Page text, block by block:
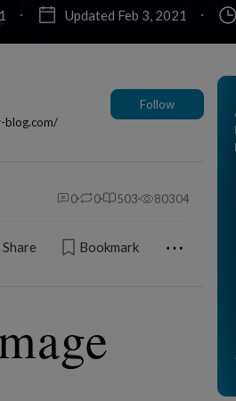
Updated Feb 3, 2021
blog.com/
Follow
0 0 503 80304
Share Bookmark ⋯